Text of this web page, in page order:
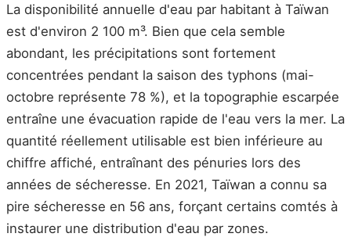
La disponibilité annuelle d'eau par habitant à Taïwan
est d'environ 2 100 m³. Bien que cela semble
abondant, les précipitations sont fortement
concentrées pendant la saison des typhons (mai-
octobre représente 78 %), et la topographie escarpée
entraîne une évacuation rapide de l'eau vers la mer. La
quantité réellement utilisable est bien inférieure au
chiffre affiché, entraînant des pénuries lors des
années de sécheresse. En 2021, Taïwan a connu sa
pire sécheresse en 56 ans, forçant certains comtés à
instaurer une distribution d'eau par zones.